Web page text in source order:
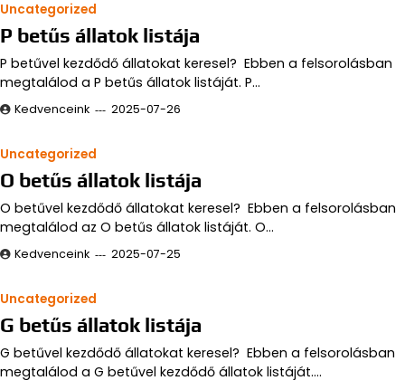
Uncategorized
P betűs állatok listája
P betűvel kezdődő állatokat keresel? Ebben a felsorolásban
megtalálod a P betűs állatok listáját. P…
Kedvenceink 2025-07-26
Uncategorized
O betűs állatok listája
O betűvel kezdődő állatokat keresel? Ebben a felsorolásban
megtalálod az O betűs állatok listáját. O…
Kedvenceink 2025-07-25
Uncategorized
G betűs állatok listája
G betűvel kezdődő állatokat keresel? Ebben a felsorolásban
megtalálod a G betűvel kezdődő állatok listáját.…